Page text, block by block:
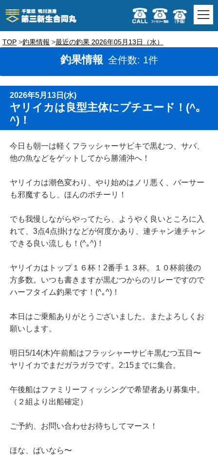
TOP 釣果情報 最近の釣果 2026年05月13日（水）
釣果情報 全件数: 1件
2026年5月13日(水)
ヤリイカは良型主体にプチエード！(^｡
^)！
今日も朝一は軽くフラッシャーサビキで黒むつ、サバ、
他の魚などをゲットしてから勝浦沖へ！
ヤリイカは潮色変わり、やり始めはノリ悪く、バーサー
も邪魔するし、ほんのポチーリ！
でも我慢しながらやってたら、ようやく良いところに入
れて、3点4点掛けなどが何度かあり、連チャン連チャン
できる良い流しも！(^｡^)！
ヤリイカはトップ１６杯！2番手１３杯。１０杯前後の
方多数。いつも書きますが黒むつからのリレーですので
ハーフタイム釣果です！(^｡^)！
本日はご乗船ありがとうございました。またよろしくお
願いします。
明日5/14(木)午前船はフラッシャーサビキ黒むつ五目〜
ヤリイカでまだガラガラです。2:15までに集合。
午後船はファミリーフィッシングで希望者あり募集中。
（２組より出船確定）
ご予約、お問い合わせお待ちしてマース！
ほな、ばいなら〜